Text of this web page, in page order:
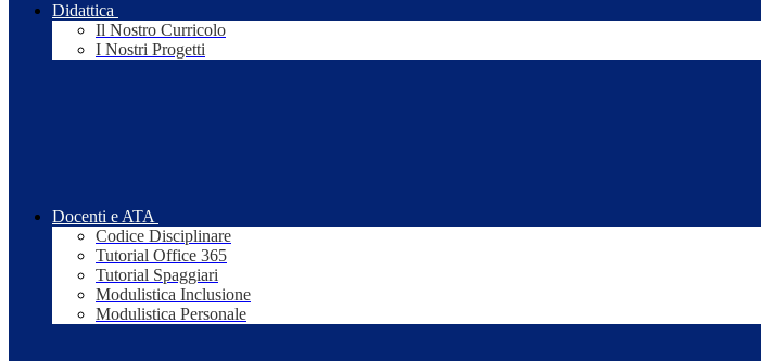
Didattica
Il Nostro Curricolo
I Nostri Progetti
Docenti e ATA
Codice Disciplinare
Tutorial Office 365
Tutorial Spaggiari
Modulistica Inclusione
Modulistica Personale